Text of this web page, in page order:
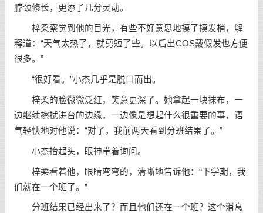
脖颈修长，更添了几分灵动。
梓柔察觉到他的目光，有些不好意思地摸了摸发梢，解
释道：“天气太热了，就剪短了些。以后出COS戴假发也方便
很多。”
“很好看。”小杰几乎是脱口而出。
梓柔的脸微微泛红，笑意更深了。她拿起一块抹布，一
边继续擦拭讲台的边缘，一边像是想起什么很重要的事，语
气轻快地对他说：“对了，我前两天看到分班结果了。”
小杰抬起头，眼神带着询问。
梓柔看着他，眼睛弯弯的，清晰地告诉他：“下学期，我
们就在一个班了。”
分班结果已经出来了？而且他们还在一个班？这个消息